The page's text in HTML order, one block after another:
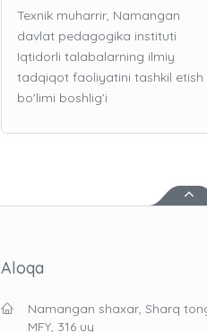
Texnik muharrir, Namangan
davlat pedagogika instituti
Iqtidorli talabalarning ilmiy
tadqiqot faoliyatini tashkil etish
bo'limi boshlig’i
Aloqa
Namangan shaxar, Sharq
MFY, 316 uy